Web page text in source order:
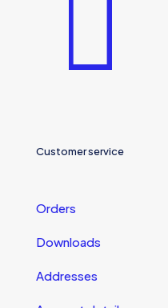
Customer service
Orders
Downloads
Addresses